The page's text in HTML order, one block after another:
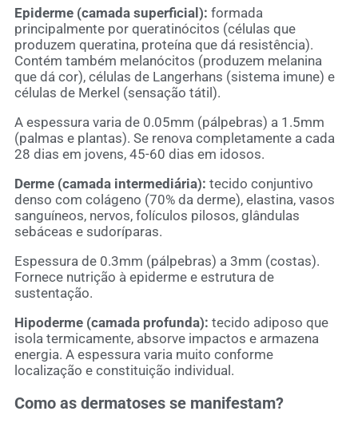
Epiderme (camada superficial): formada
principalmente por queratinócitos (células que
produzem queratina, proteína que dá resistência).
Contém também melanócitos (produzem melanina
que dá cor), células de Langerhans (sistema imune) e
células de Merkel (sensação tátil).
A espessura varia de 0.05mm (pálpebras) a 1.5mm
(palmas e plantas). Se renova completamente a cada
28 dias em jovens, 45-60 dias em idosos.
Derme (camada intermediária): tecido conjuntivo
denso com colágeno (70% da derme), elastina, vasos
sanguíneos, nervos, folículos pilosos, glândulas
sebáceas e sudoríparas.
Espessura de 0.3mm (pálpebras) a 3mm (costas).
Fornece nutrição à epiderme e estrutura de
sustentação.
Hipoderme (camada profunda): tecido adiposo que
isola termicamente, absorve impactos e armazena
energia. A espessura varia muito conforme
localização e constituição individual.
Como as dermatoses se manifestam?